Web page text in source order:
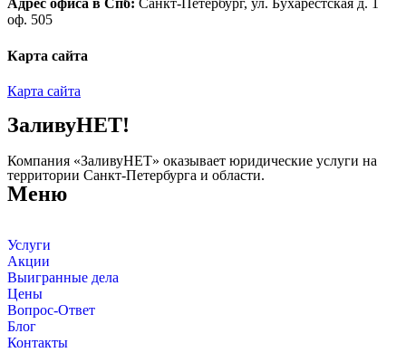
Адрес офиса в Спб: Санкт-Петербург, ул. Бухарестская д. 1
оф. 505
Карта сайта
Карта сайта
ЗаливуНЕТ!
Компания «ЗаливуНЕТ» оказывает юридические услуги на
территории Санкт-Петербурга и области.
Меню
Услуги
Акции
Выигранные дела
Цены
Вопрос-Ответ
Блог
Контакты